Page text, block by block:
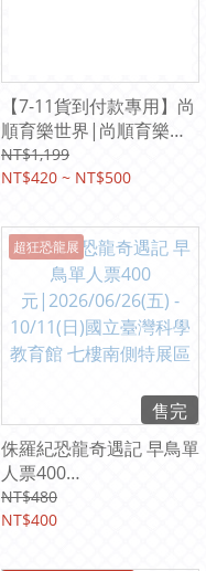
【7-11貨到付款專用】尚
順育樂世界|尚順育樂天
地遊園券420元起【全館
暢遊】(不含飛行劇場)
NT$1,199
NT$420 ~ NT$500
超狂恐龍展
售完
侏羅紀恐龍奇遇記 早鳥單
人票400
元|2026/06/26(五) -
10/11(日)國立臺灣科學教
NT$480
NT$400